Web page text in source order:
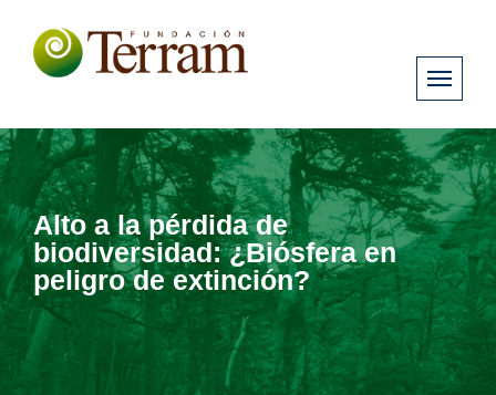
Alto a la pérdida de
biodiversidad: ¿Biósfera en
peligro de extinción?